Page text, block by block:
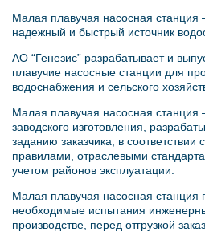
Малая плавучая насосная станция
надежный и быстрый источник
АО “Генезис” разрабатывает и
плавучие насосные станции для
водоснабжения и сельского
Малая плавучая насосная станция
заводского изготовления,
заданию заказчика, в
правилами, отраслевыми
учетом районов эксплуатации.
Малая плавучая насосная станция
необходимые испытания
производстве, перед отгрузкой